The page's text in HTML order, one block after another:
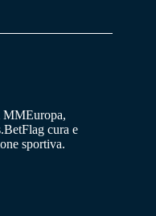
MMEuropa,
cura e
sportiva.